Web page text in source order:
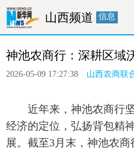
山西频道 信息
产经 医卫
神池农商行：深耕区域
2026-05-09 17:27:38 山西农商联
近年来，神池农商行坚
经济的定位，弘扬背包精
展。截至3月末，神池农